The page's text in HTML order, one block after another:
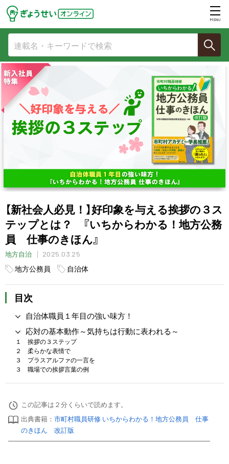
MENU
【新社会人必見！】好印象を与える挨拶の３ス
テップとは？ 『いちからわかる！地方公務
員 仕事のきほん』
地方自治
2025.03.25
地方公務員
自治体
目次
自治体職員１年目の強い味方！
応対の基本動作～気持ちは行動に表われる～
１ 挨拶の３ステップ
２ 柔らかな表情で
３ プラスアルファの一言を
３ 職場での挨拶言葉の例
この記事は２分くらいで読めます。
出典書籍： 市町村職員研修 いちからわかる！地方公務員 仕事
のきほん 改訂版